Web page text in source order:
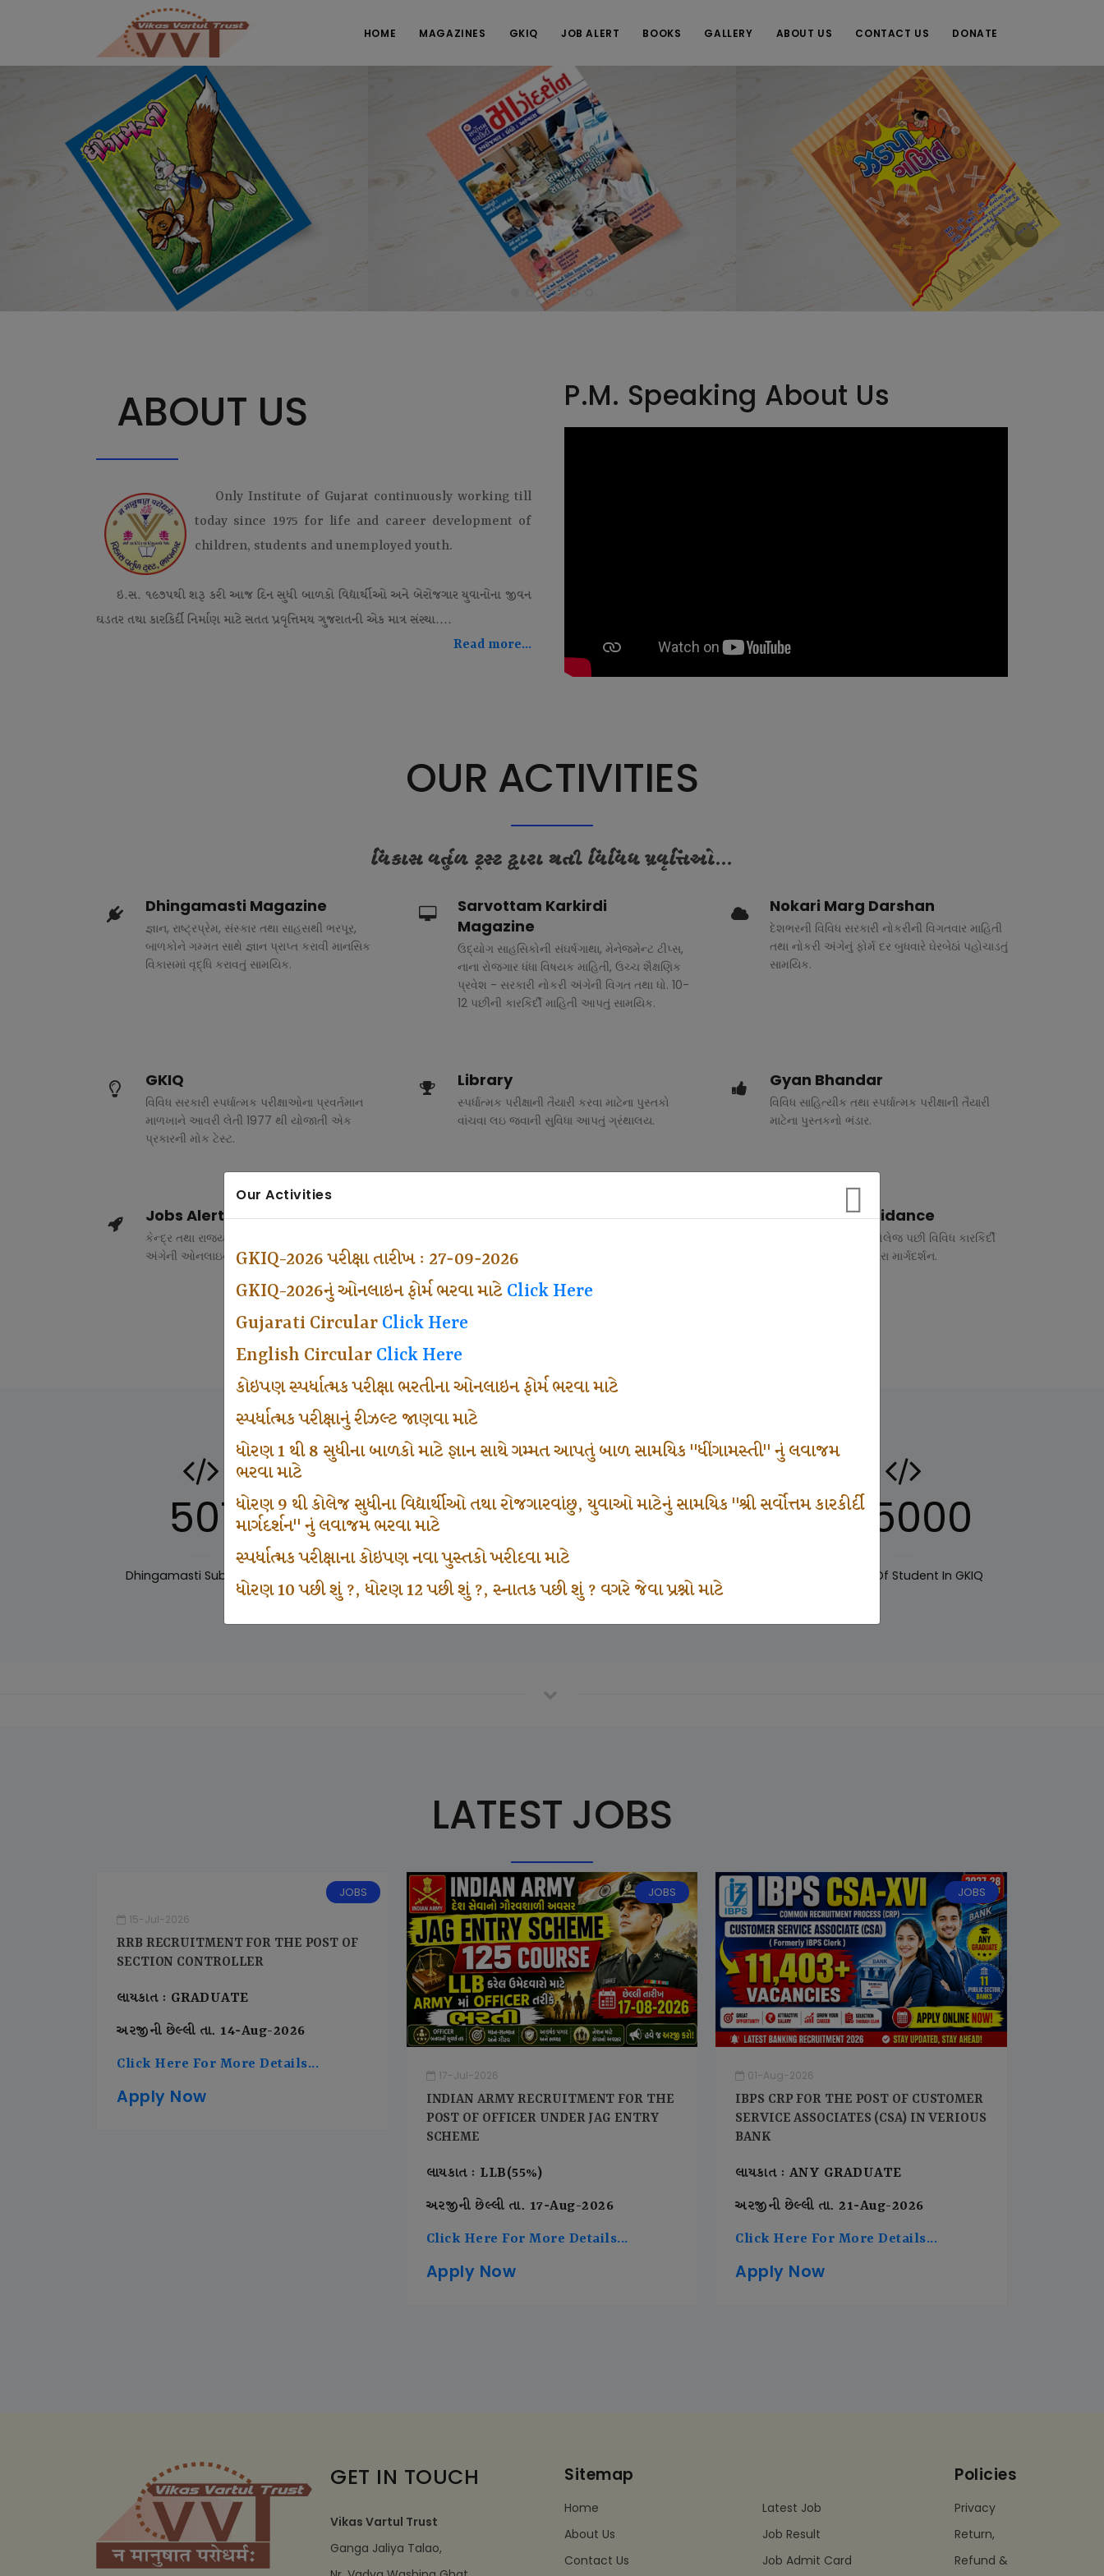
HOME MAGAZINES GKIQ JOB ALERT BOOKS GALLERY ABOUT US CONTACT US DONATE
Our Activities
GKIQ-2026 પરીક્ષા તારીખ : 27-09-2026
GKIQ-2026નું ઓનલાઇન ફોર્મ ભરવા માટે Click Here
Gujarati Circular Click Here
English Circular Click Here
કોઇપણ સ્પર્ધાત્મક પરીક્ષા ભરતીના ઓનલાઇન ફોર્મ ભરવા માટે
સ્પર્ધાત્મક પરીક્ષાનું રીઝલ્ટ જાણવા માટે
ધોરણ 1 થી 8 સુધીના બાળકો માટે જ્ઞાન સાથે ગમ્મત આપતું બાળ સામયિક "ધીંગામસ્તી" નું લવાજમ
ભરવા માટે
ધોરણ 9 થી કોલેજ સુધીના વિદ્યાર્થીઓ તથા રોજગારવાંછુ, યુવાઓ માટેનું સામયિક "શ્રી સર્વોત્તમ કારકીર્દી
માર્ગદર્શન" નું લવાજમ ભરવા માટે
સ્પર્ધાત્મક પરીક્ષાના કોઇપણ નવા પુસ્તકો ખરીદવા માટે
ધોરણ 10 પછી શું ?, ધોરણ 12 પછી શું ?, સ્નાતક પછી શું ? વગરે જેવા પ્રશ્નો માટે
ABOUT US
Only Institute of Gujarat continuously working till
today since 1975 for life and career development of
children, students and unemployed youth.
ઇ.સ. ૧૯૭૫થી શરૂ કરી આજ દિન સુધી બાળકો વિદ્યાર્થીઓ અને બેરોજગાર યુવાનોના જીવન
ઘડતર તથા કારકિર્દી નિર્માણ માટે સતત પ્રવૃત્તિમય ગુજરાતની એક માત્ર સંસ્થા....
Read more...
P.M. Speaking About Us
OUR ACTIVITIES
વિકાસ વર્તુળ ટ્રસ્ટ દ્વારા થતી વિવિધ પ્રવૃત્તિઓ...
Dhingamasti Magazine
જ્ઞાન, રાષ્ટ્રપ્રેમ, સંસ્કાર તથા સાહસથી ભરપૂર,
બાળકોને ગમ્મત સાથે જ્ઞાન પ્રાપ્ત કરાવી માનસિક
વિકાસમાં વૃદ્ધિ કરાવતું સામયિક.
Sarvottam Karkirdi
Magazine
ઉદ્યોગ સાહસિકોની સંઘર્ષગાથા, મેનેજમેન્ટ ટીપ્સ,
નાના રોજગાર ધંધા વિષયક માહિતી, ઉચ્ચ શૈક્ષણિક
પ્રવેશ - સરકારી નોકરી અંગેની વિગત તથા ધો. 10-
12 પછીની કારકિર્દી માહિતી આપતું સામયિક.
Nokari Marg Darshan
દેશભરની વિવિધ સરકારી નોકરીની વિગતવાર માહિતી
તથા નોકરી અંગેનું ફોર્મ દર બુધવારે ઘેરબેઠાં પહોચાડતું
સામયિક.
GKIQ
વિવિધ સરકારી સ્પર્ધાત્મક પરીક્ષાઓના પ્રવર્તમાન
માળખાને આવરી લેતી 1977 થી યોજાતી એક
પ્રકારની મોક ટેસ્ટ.
Library
સ્પર્ધાત્મક પરીક્ષાની તૈયારી કરવા માટેના પુસ્તકો
વાંચવા લઇ જવાની સુવિધા આપતું ગ્રંથાલય.
Gyan Bhandar
વિવિધ સાહિત્યીક તથા સ્પર્ધાત્મક પરીક્ષાની તૈયારી
માટેના પુસ્તકનો ભંડાર.
Jobs Alert
કેન્દ્ર તથા રાજ્ય સરકારના વિવિધ વિભાગોમાં ભરતી
અંગેની ઓનલાઇન માહિતી.
Competitive Exam Class
હેતુ ફક્ત વ્યવસ્થા ખર્ચ લઇ ચલાવતા વર્ગ.
Vocational Guidance
ધોરણ 10 અને 12 તથા કોલેજ પછી વિવિધ કારકિર્દી
અંગે રૂબરુ તથા ફોન દ્વારા માર્ગદર્શન.
501
Dhingamasti Subscription
671 1000 125000
Number Of Student In GKIQ
LATEST JOBS
JOBS
15-Jul-2026
RRB RECRUITMENT FOR THE POST OF
SECTION CONTROLLER
લાયકાત : GRADUATE
અરજીની છેલ્લી તા. 14-Aug-2026
Click Here For More Details...
Apply Now
JOBS
17-Jul-2026
INDIAN ARMY RECRUITMENT FOR THE
POST OF OFFICER UNDER JAG ENTRY
SCHEME
લાયકાત : LLB(55%)
અરજીની છેલ્લી તા. 17-Aug-2026
Click Here For More Details...
Apply Now
JOBS
01-Aug-2026
IBPS CRP FOR THE POST OF CUSTOMER
SERVICE ASSOCIATES (CSA) IN VERIOUS
BANK
લાયકાત : ANY GRADUATE
અરજીની છેલ્લી તા. 21-Aug-2026
Click Here For More Details...
Apply Now
GET IN TOUCH
Vikas Vartul Trust
Ganga Jaliya Talao,
Sitemap
Home
About Us
Contact Us
Latest Job
Job Result
Job Admit Card
Policies
Privacy
Return,
Refund &